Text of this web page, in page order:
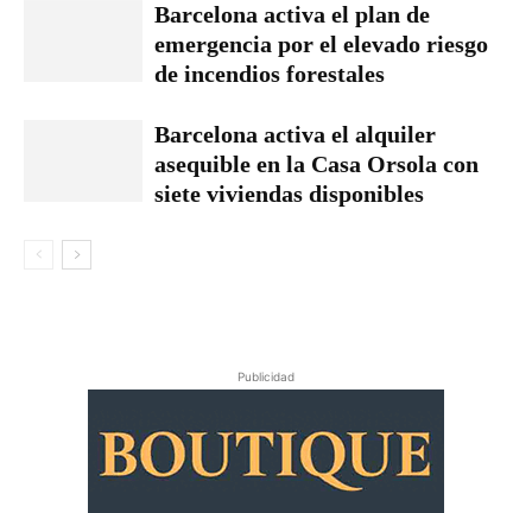
Barcelona activa el plan de
emergencia por el elevado riesgo
de incendios forestales
Barcelona activa el alquiler
asequible en la Casa Orsola con
siete viviendas disponibles
Publicidad